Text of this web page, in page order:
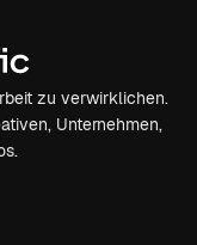
zu verwirklichen.
Unternehmen,